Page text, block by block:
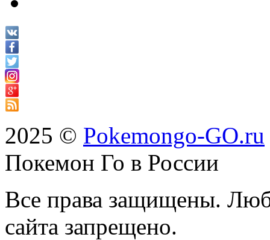
2025 © Pokemongo-GO.ru
Покемон Го в России
Все права защищены.
сайта запрещено.